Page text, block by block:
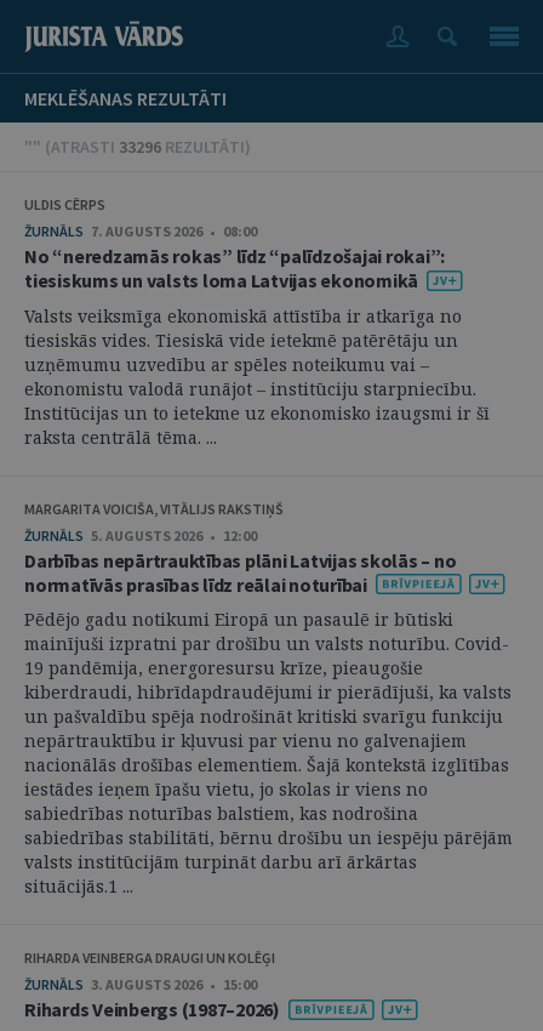
MEKLĒŠANAS REZULTĀTI
"" (ATRASTI 33296 REZULTĀTI)
ULDIS CĒRPS
ŽURNĀLS 7. AUGUSTS 2026 • 08:00
No “neredzamās rokas” līdz “palīdzošajai rokai”:
tiesiskums un valsts loma Latvijas ekonomikā
Valsts veiksmīga ekonomiskā attīstība ir atkarīga no
tiesiskās vides. Tiesiskā vide ietekmē patērētāju un
uzņēmumu uzvedību ar spēles noteikumu vai –
ekonomistu valodā runājot – institūciju starpniecību.
Institūcijas un to ietekme uz ekonomisko izaugsmi ir šī
raksta centrālā tēma. ...
MARGARITA VOICIŠA, VITĀLIJS RAKSTIŅŠ
ŽURNĀLS 5. AUGUSTS 2026 • 12:00
Darbības nepārtrauktības plāni Latvijas skolās – no
normatīvās prasības līdz reālai noturībai
Pēdējo gadu notikumi Eiropā un pasaulē ir būtiski
mainījuši izpratni par drošību un valsts noturību. Covid-
19 pandēmija, energoresursu krīze, pieaugošie
kiberdraudi, hibrīdapdraudējumi ir pierādījuši, ka valsts
un pašvaldību spēja nodrošināt kritiski svarīgu funkciju
nepārtrauktību ir kļuvusi par vienu no galvenajiem
nacionālās drošības elementiem. Šajā kontekstā izglītības
iestādes ieņem īpašu vietu, jo skolas ir viens no
sabiedrības noturības balstiem, kas nodrošina
sabiedrības stabilitāti, bērnu drošību un iespēju pārējām
valsts institūcijām turpināt darbu arī ārkārtas
situācijās.1 ...
RIHARDA VEINBERGA DRAUGI UN KOLĒĢI
ŽURNĀLS 3. AUGUSTS 2026 • 15:00
Rihards Veinbergs (1987–2026)